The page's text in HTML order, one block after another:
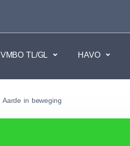
VMBO TL/GL HAVO
Geen vakken.
Aarde in beweging